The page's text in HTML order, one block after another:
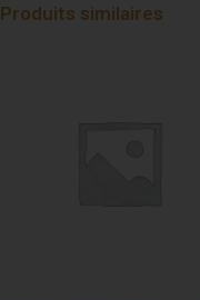
Produits similaires